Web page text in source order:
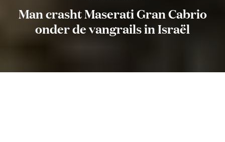
Man crasht Maserati Gran Cabrio
onder de vangrails in Israël